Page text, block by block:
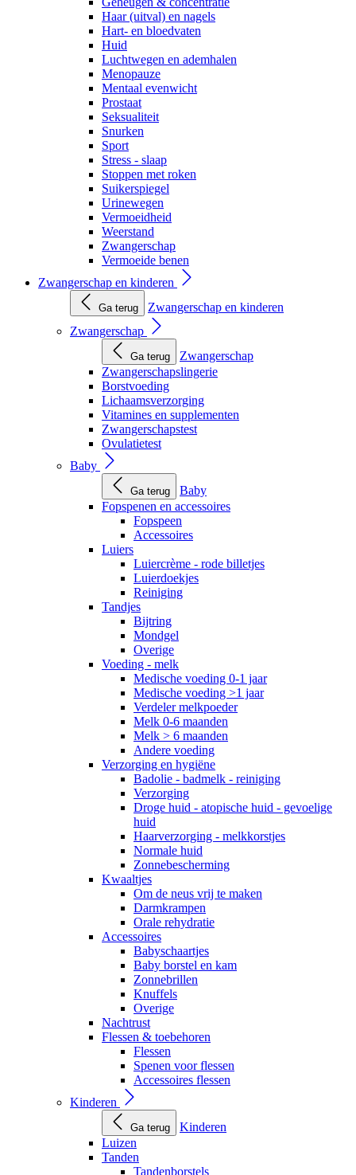
Haar (uitval) en nagels
Hart- en bloedvaten
Huid
Luchtwegen en ademhalen
Menopauze
Mentaal evenwicht
Prostaat
Seksualiteit
Snurken
Sport
Stress - slaap
Stoppen met roken
Suikerspiegel
Urinewegen
Vermoeidheid
Weerstand
Zwangerschap
Vermoeide benen
Zwangerschap en kinderen
Ga terug
Zwangerschap en kinderen
Zwangerschap
Ga terug
Zwangerschap
Zwangerschapslingerie
Borstvoeding
Lichaamsverzorging
Vitamines en supplementen
Zwangerschapstest
Ovulatietest
Baby
Ga terug
Baby
Fopspenen en accessoires
Fopspeen
Accessoires
Luiers
Luiercrème - rode billetjes
Luierdoekjes
Reiniging
Tandjes
Bijtring
Mondgel
Overige
Voeding - melk
Medische voeding 0-1 jaar
Medische voeding >1 jaar
Verdeler melkpoeder
Melk 0-6 maanden
Melk > 6 maanden
Andere voeding
Verzorging en hygiëne
Badolie - badmelk - reiniging
Verzorging
Droge huid - atopische huid - gevoelige
huid
Haarverzorging - melkkorstjes
Normale huid
Zonnebescherming
Kwaaltjes
Om de neus vrij te maken
Darmkrampen
Orale rehydratie
Accessoires
Babyschaartjes
Baby borstel en kam
Zonnebrillen
Knuffels
Overige
Nachtrust
Flessen & toebehoren
Flessen
Spenen voor flessen
Accessoires flessen
Kinderen
Ga terug
Kinderen
Luizen
Tanden
Tandenborstels